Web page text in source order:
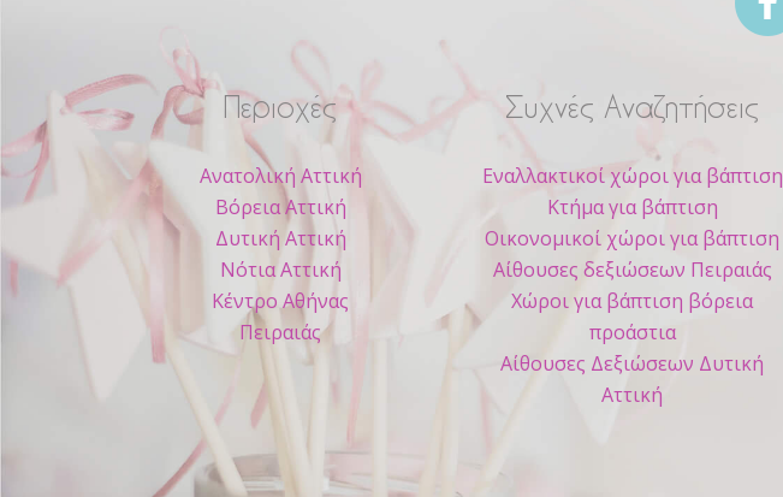
Περιοχές
Ανατολική Αττική
Βόρεια Αττική
Δυτική Αττική
Νότια Αττική
Κέντρο Αθήνας
Πειραιάς
Συχνές Αναζητήσεις
Εναλλακτικοί χώροι για βάπτιση
Κτήμα για βάπτιση
Οικονομικοί χώροι για βάπτιση
Αίθουσες δεξιώσεων Πειραιάς
Χώροι για βάπτιση βόρεια
προάστια
Αίθουσες Δεξιώσεων Δυτική
Αττική